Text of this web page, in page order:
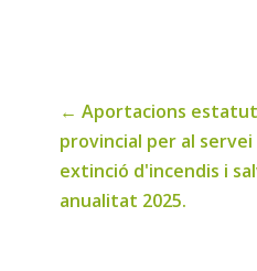
← Aportacions
provincial per al
extinció d'incendis i
anualitat 2025.